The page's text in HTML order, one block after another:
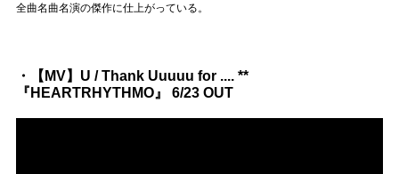
全曲名曲名演の傑作に仕上がっている。
・【MV】U / Thank Uuuuu for .... **
『HEARTRHYTHMO』 6/23 OUT